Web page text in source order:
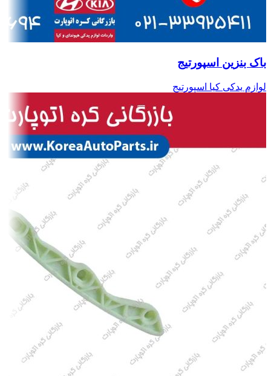
باک بنزین اسپورتیج
لوازم یدکی کیا اسپورتیج